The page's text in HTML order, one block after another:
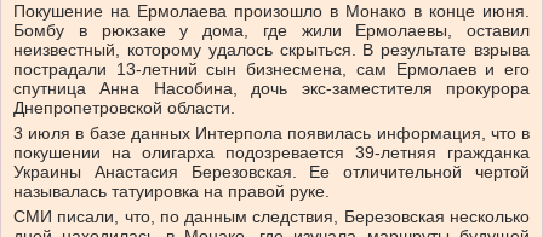
Покушение на Ермолаева произошло в Монако в конце июня.
Бомбу в рюкзаке у дома, где жили Ермолаевы, оставил
неизвестный, которому удалось скрыться. В результате взрыва
пострадали 13-летний сын бизнесмена, сам Ермолаев и его
спутница Анна Насобина, дочь экс-заместителя прокурора
Днепропетровской области.
3 июля в базе данных Интерпола появилась информация, что в
покушении на олигарха подозревается 39-летняя гражданка
Украины Анастасия Березовская. Ее отличительной чертой
называлась татуировка на правой руке.
СМИ писали, что, по данным следствия, Березовская несколько